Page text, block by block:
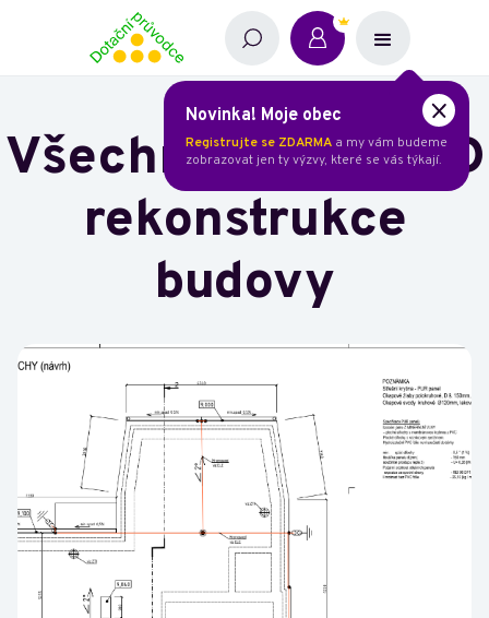
Novinka! Moje obec
Registrujte se ZDARMA a my vám budeme
zobrazovat jen ty výzvy, které se vás týkají.
Všechny stupně PD
rekonstrukce
budovy